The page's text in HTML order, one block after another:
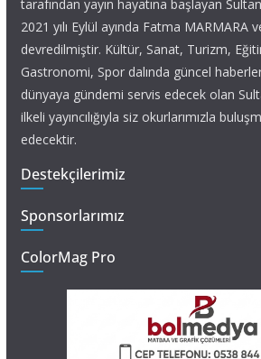
tarafından yayın hayatına başlayan
2021 yılı Eylül ayında Fatma MARMARA
devredilmiştir. Kültür, Sanat, Turizm,
Gastronomi, Spor dalında güncel
dünyaya gündemi servis edecek olan
ilkeli yayıncılığıyla siz okurlarımızla
edecektir.
Destekçilerimiz
Sponsorlarımız
ColorMag Pro